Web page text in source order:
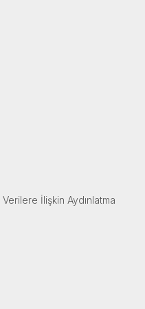
İlişkin Aydınlatma